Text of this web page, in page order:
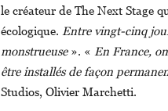
le créateur de The Next Stage
écologique. Entre vingt-cinq
monstrueuse». « En France,
être installés de façon
Studios, Olivier Marchetti.